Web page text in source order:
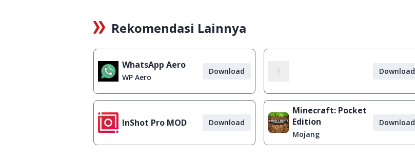
Rekomendasi Lainnya
WhatsApp Aero
WP Aero
Download Download
InShot Pro MOD Download
Minecraft: Pocket
Edition
Mojang
Download